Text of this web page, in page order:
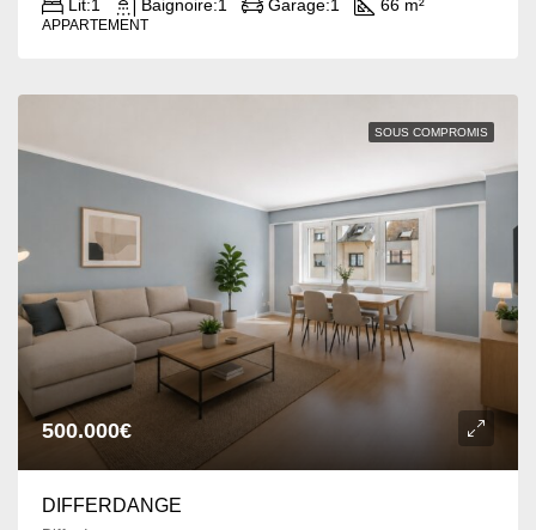
Lit:1 Baignoire:1 Garage:1 66 m²
APPARTEMENT
SOUS COMPROMIS
500.000€
DIFFERDANGE